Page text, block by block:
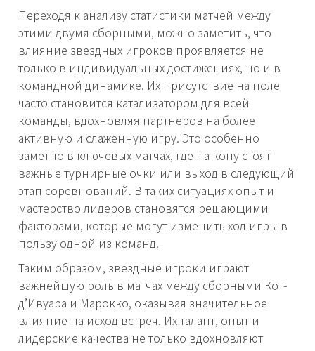
Переходя к анализу статистики матчей между
этими двумя сборными, можно заметить, что
влияние звездных игроков проявляется не
только в индивидуальных достижениях, но и в
командной динамике. Их присутствие на поле
часто становится катализатором для всей
команды, вдохновляя партнеров на более
активную и слаженную игру. Это особенно
заметно в ключевых матчах, где на кону стоят
важные турнирные очки или выход в следующий
этап соревнований. В таких ситуациях опыт и
мастерство лидеров становятся решающими
факторами, которые могут изменить ход игры в
пользу одной из команд.
Таким образом, звездные игроки играют
важнейшую роль в матчах между сборными Кот-
д’Ивуара и Марокко, оказывая значительное
влияние на исход встреч. Их талант, опыт и
лидерские качества не только вдохновляют